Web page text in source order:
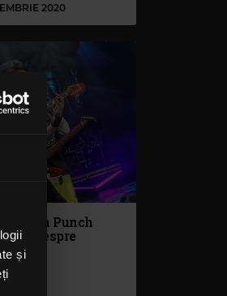
și
2020
Death Punch
despre